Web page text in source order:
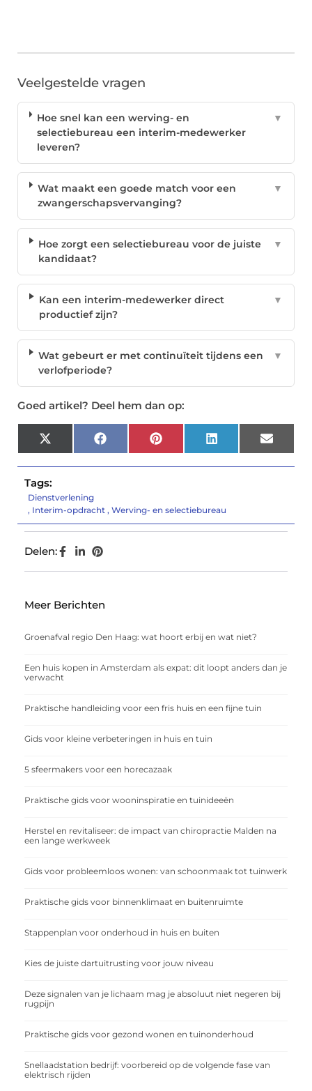
Veelgestelde vragen
Hoe snel kan een werving- en
selectiebureau een interim-medewerker
leveren?
▼
Wat maakt een goede match voor een
zwangerschapsvervanging?
▼
Hoe zorgt een selectiebureau voor de juiste
kandidaat?
▼
Kan een interim-medewerker direct
productief zijn?
▼
Wat gebeurt er met continuïteit tijdens een
verlofperiode?
▼
Goed artikel? Deel hem dan op:
X
(Twitter)
Facebook Pinterest LinkedIn Email
Tags:
Dienstverlening
, Interim-opdracht , Werving- en selectiebureau
Delen:
Meer Berichten
Groenafval regio Den Haag: wat hoort erbij en wat niet?
Een huis kopen in Amsterdam als expat: dit loopt anders dan je
verwacht
Praktische handleiding voor een fris huis en een fijne tuin
Gids voor kleine verbeteringen in huis en tuin
5 sfeermakers voor een horecazaak
Praktische gids voor wooninspiratie en tuinideeën
Herstel en revitaliseer: de impact van chiropractie Malden na
een lange werkweek
Gids voor probleemloos wonen: van schoonmaak tot tuinwerk
Praktische gids voor binnenklimaat en buitenruimte
Stappenplan voor onderhoud in huis en buiten
Kies de juiste dartuitrusting voor jouw niveau
Deze signalen van je lichaam mag je absoluut niet negeren bij
rugpijn
Praktische gids voor gezond wonen en tuinonderhoud
Snellaadstation bedrijf: voorbereid op de volgende fase van
elektrisch rijden